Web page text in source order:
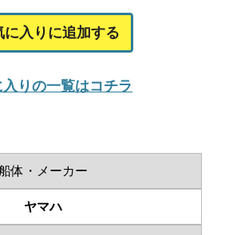
に入りに追加する
りの一覧はコチラ
体・メーカー
ヤマハ